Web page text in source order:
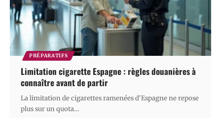
PRÉPARATIFS
Limitation cigarette Espagne : règles douanières à
connaître avant de partir
La limitation de cigarettes ramenées d'Espagne ne repose
plus sur un quota…